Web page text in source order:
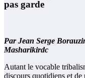
pas garde
Par Jean Serge
Masharikirdc
Autant le vocable
discours quotidiens et